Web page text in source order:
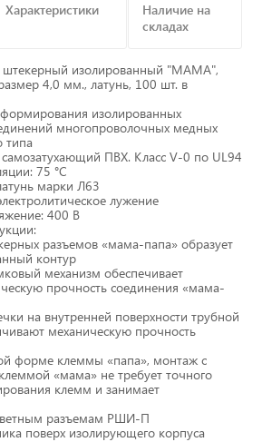
трекеры
топлива
Характеристики
Наличие на
складах
изолированный "МАМА",
4,0 мм., латунь, 100 шт. в
изолированных
многопроволочных медных
типа
ПВХ. Класс V-0 по UL94
75 °C
марки Л63
лужение
400 В
разъемов «мама-папа» образует
контур
механизм обеспечивает
прочность соединения «мама-
на внутренней поверхности трубной
механическую прочность
форме клеммы «папа», монтаж с
«мама» не требует точного
клемм и занимает
разъемам РШИ-П
поверх изолирующего корпуса